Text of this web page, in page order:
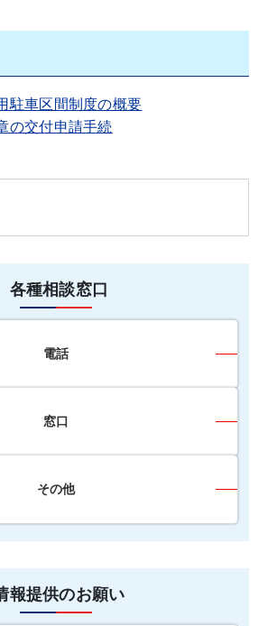
駐車区間制度の概要
の交付申請手続
各種相談窓口
電話
窓口
その他
報提供のお願い